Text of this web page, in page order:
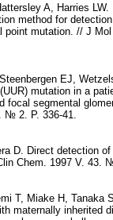
A, Harries
method for
point mutation. // J
EJ,
mutation in a
focal segmental
№ 2. P. 336-41.
D. Direct detection
Chem. 1997 V. 43.
T, Miake H, Tanaka
maternally inherited